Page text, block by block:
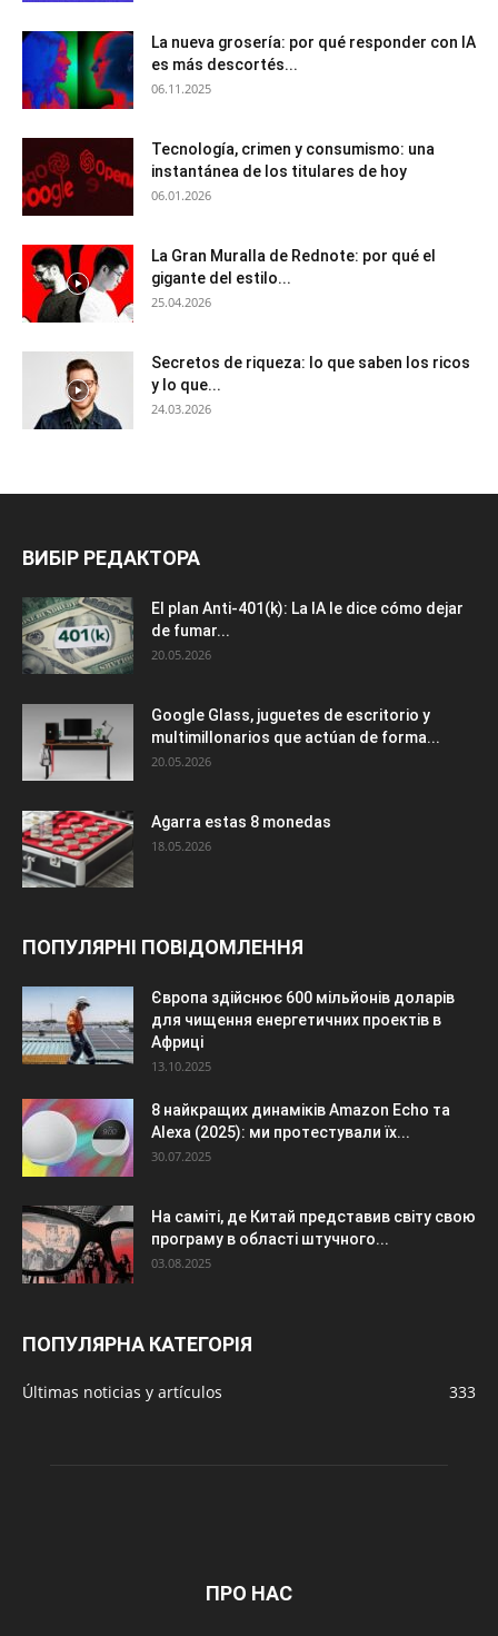
La nueva grosería: por qué responder con IA
es más descortés...
06.11.2025
Tecnología, crimen y consumismo: una
instantánea de los titulares de hoy
06.01.2026
La Gran Muralla de Rednote: por qué el
gigante del estilo...
25.04.2026
Secretos de riqueza: lo que saben los ricos
y lo que...
24.03.2026
ВИБІР РЕДАКТОРА
El plan Anti-401(k): La IA le dice cómo dejar
de fumar...
20.05.2026
Google Glass, juguetes de escritorio y
multimillonarios que actúan de forma...
20.05.2026
Agarra estas 8 monedas
18.05.2026
ПОПУЛЯРНІ ПОВІДОМЛЕННЯ
Європа здійснює 600 мільйонів доларів
для чищення енергетичних проектів в
Африці
13.10.2025
8 найкращих динаміків Amazon Echo та
Alexa (2025): ми протестували їх...
30.07.2025
На саміті, де Китай представив світу свою
програму в області штучного...
03.08.2025
ПОПУЛЯРНА КАТЕГОРІЯ
Últimas noticias y artículos 333
ПРО НАС